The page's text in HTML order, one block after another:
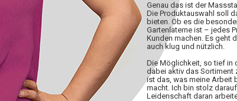
Genau das ist der
Die Produktauswahl soll
bieten. Ob es die
Gartenlaterne ist – jedes
Kunden machen. Es geht
auch klug und nützlich.
Die Möglichkeit, so tief in
dabei aktiv das Sortiment
ist das, was meine Arbeit
macht. Ich bin stolz
Leidenschaft daran